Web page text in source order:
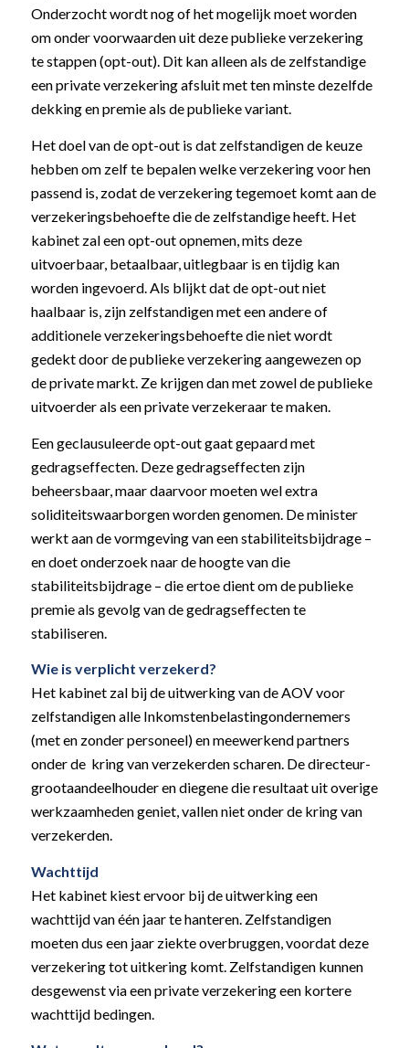
Onderzocht wordt nog of het mogelijk moet worden
om onder voorwaarden uit deze publieke verzekering
te stappen (opt-out). Dit kan alleen als de zelfstandige
een private verzekering afsluit met ten minste dezelfde
dekking en premie als de publieke variant.
Het doel van de opt-out is dat zelfstandigen de keuze
hebben om zelf te bepalen welke verzekering voor hen
passend is, zodat de verzekering tegemoet komt aan de
verzekeringsbehoefte die de zelfstandige heeft. Het
kabinet zal een opt-out opnemen, mits deze
uitvoerbaar, betaalbaar, uitlegbaar is en tijdig kan
worden ingevoerd. Als blijkt dat de opt-out niet
haalbaar is, zijn zelfstandigen met een andere of
additionele verzekeringsbehoefte die niet wordt
gedekt door de publieke verzekering aangewezen op
de private markt. Ze krijgen dan met zowel de publieke
uitvoerder als een private verzekeraar te maken.
Een geclausuleerde opt-out gaat gepaard met
gedragseffecten. Deze gedragseffecten zijn
beheersbaar, maar daarvoor moeten wel extra
soliditeitswaarborgen worden genomen. De minister
werkt aan de vormgeving van een stabiliteitsbijdrage –
en doet onderzoek naar de hoogte van die
stabiliteitsbijdrage – die ertoe dient om de publieke
premie als gevolg van de gedragseffecten te
stabiliseren.
Wie is verplicht verzekerd?
Het kabinet zal bij de uitwerking van de AOV voor
zelfstandigen alle Inkomstenbelastingondernemers
(met en zonder personeel) en meewerkend partners
onder de kring van verzekerden scharen. De directeur-
grootaandeelhouder en diegene die resultaat uit overige
werkzaamheden geniet, vallen niet onder de kring van
verzekerden.
Wachttijd
Het kabinet kiest ervoor bij de uitwerking een
wachttijd van één jaar te hanteren. Zelfstandigen
moeten dus een jaar ziekte overbruggen, voordat deze
verzekering tot uitkering komt. Zelfstandigen kunnen
desgewenst via een private verzekering een kortere
wachttijd bedingen.